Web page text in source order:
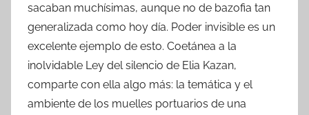
sacaban muchísimas, aunque no de bazofia tan
generalizada como hoy día. Poder invisible es un
excelente ejemplo de esto. Coetánea a la
inolvidable Ley del silencio de Elia Kazan,
comparte con ella algo más: la temática y el
ambiente de los muelles portuarios de una